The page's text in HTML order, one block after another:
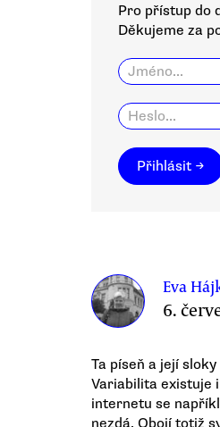
Pro přístup do
Děkujeme za
Přihlásit →
Eva
6.
Ta píseň a její
Variabilita existuje
internetu se
nezdá. Obojí totiž